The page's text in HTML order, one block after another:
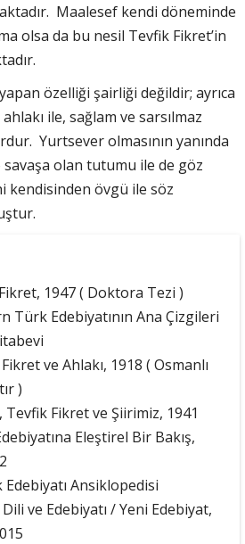
Maalesef kendi döneminde
olsa da bu nesil Tevfik Fikret’in
özelliği şairliği değildir; ayrıca
ile, sağlam ve sarsılmaz
Yurtsever olmasının yanında
olan tutumu ile de göz
kendisinden övgü ile söz
1947 ( Doktora Tezi )
Türk Edebiyatının Ana Çizgileri
ve Ahlakı, 1918 ( Osmanlı
)
Tevfik Fikret ve Şiirimiz, 1941
Eleştirel Bir Bakış,
Edebiyatı Ansiklopedisi
ve Edebiyatı / Yeni Edebiyat,